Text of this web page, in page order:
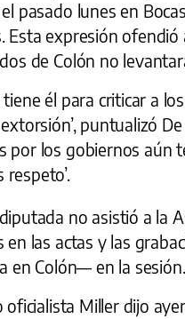
pasado lunes en
Esta expresión
de Colón no
tiene él para criticar a
puntualizó
por los gobiernos aún
respeto’.
no asistió a la
en las actas y las
en Colón— en la sesión.
oficialista Miller dijo